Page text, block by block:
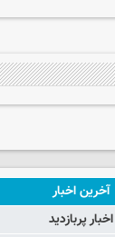
آخرین اخبار
اخبار پربازدید